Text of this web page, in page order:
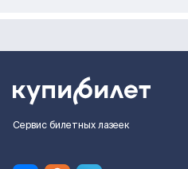
Сервис билетных лазеек